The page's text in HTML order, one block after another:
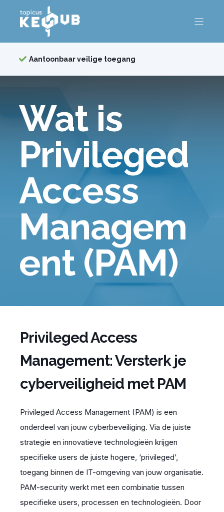
Aantoonbaar veilige toegang
Wat is
Privileged
Access
Managem
ent (PAM)
Privileged Access
Management: Versterk je
cyberveiligheid met PAM
Privileged Access Management (PAM) is een
onderdeel van jouw cyberbeveiliging. Via de juiste
strategie en innovatieve technologieën krijgen
specifieke users de juiste hogere, ‘privileged’,
toegang binnen de IT-omgeving van jouw organisatie.
PAM-security werkt met een combinatie tussen
specifieke users, processen en technologieën. Door